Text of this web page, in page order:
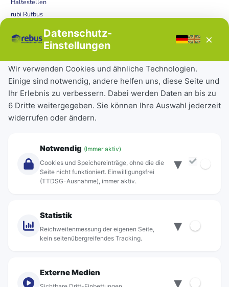
Haltestellen
rubi Rufbus
Störungen
Tickets & Tarife
Deutschlandticket
Schülerkarte
Einzeltickets
Abonnements
Über Rebus
Standorte
Datenschutz-
Einstellungen
×
Wir verwenden Cookies und ähnliche Technologien.
Einige sind notwendig, andere helfen uns, diese Seite und
Ihr Erlebnis zu verbessern. Dabei werden Daten an bis zu
6 Dritte weitergegeben. Sie können Ihre Auswahl jederzeit
widerrufen oder ändern.
Notwendig (Immer aktiv)
Cookies und Speichereinträge, ohne die die
Seite nicht funktioniert. Einwilligungsfrei
(TTDSG-Ausnahme), immer aktiv.
▾
Statistik
Reichweitenmessung der eigenen Seite,
kein seitenübergreifendes Tracking.
▾
Externe Medien
▾